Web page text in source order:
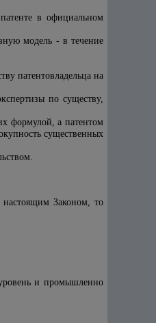
в официальном
модель - в течение
патентовладельца на
по существу,
формулой, а патентом
существенных
Законом, то
уровень и промышленно